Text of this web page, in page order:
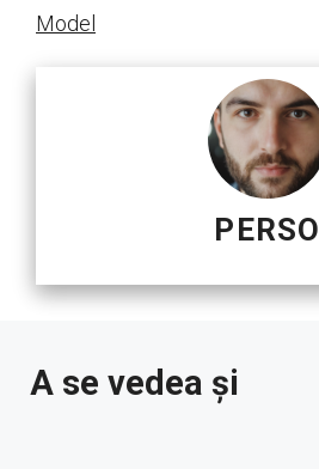
Model
PERSO
A se vedea și